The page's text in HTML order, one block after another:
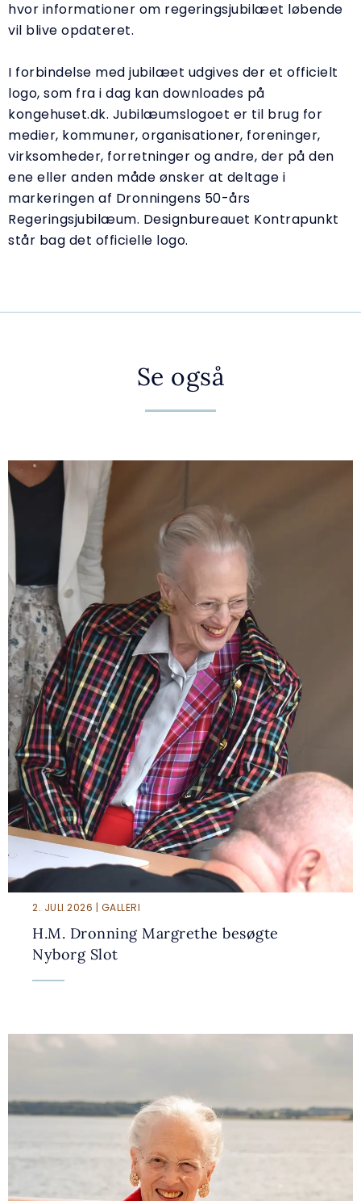
hvor informationer om regeringsjubilæet løbende
vil blive opdateret.
I forbindelse med jubilæet udgives der et officielt
logo, som fra i dag kan downloades på
kongehuset.dk. Jubilæumslogoet er til brug for
medier, kommuner, organisationer, foreninger,
virksomheder, forretninger og andre, der på den
ene eller anden måde ønsker at deltage i
markeringen af Dronningens 50-års
Regeringsjubilæum. Designbureauet Kontrapunkt
står bag det officielle logo.
Se også
2. JULI 2026 | GALLERI
H.M. Dronning Margrethe besøgte
Nyborg Slot